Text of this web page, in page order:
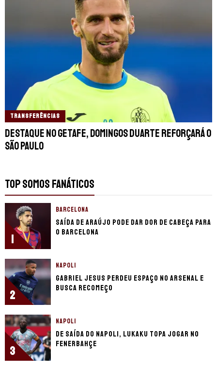
TRANSFERÊNCIAS
Destaque no Getafe, Domingos Duarte reforçará o
São Paulo
TOP SOMOS FANÁTICOS
1
BARCELONA
Saída de Araújo pode dar dor de cabeça para
o Barcelona
2
NAPOLI
Gabriel Jesus perdeu espaço no Arsenal e
busca recomeço
3
NAPOLI
De saída do Napoli, Lukaku topa jogar no
Fenerbahçe